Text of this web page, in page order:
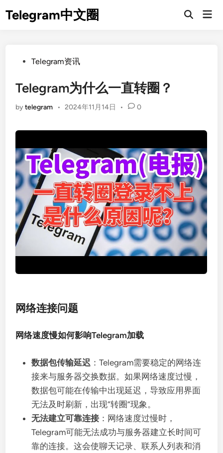
Telegram中文圈
Open
PostedTelegram资讯
Telegram为什么一直转圈？
bytelegram • 2024年11月14日 • 0
网络连接问题
网络速度慢如何影响Telegram加载
数据包传输延迟 ：Telegram需要稳定的网络连
接来与服务器交换数据。如果网络速度过慢，
数据包可能在传输中出现延迟，导致应用界面
无法及时刷新，出现“转圈”现象。
无法建立可靠连接 ：网络速度过慢时，
Telegram可能无法成功与服务器建立长时间可
靠的连接。这会使聊天记录、联系人列表和消